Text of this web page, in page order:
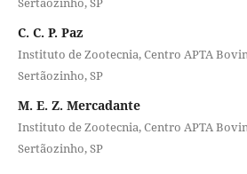
C. C. P. Paz
Instituto de Zootecnia, Centro APTA
Sertãozinho, SP
M. E. Z. Mercadante
Instituto de Zootecnia, Centro APTA
Sertãozinho, SP